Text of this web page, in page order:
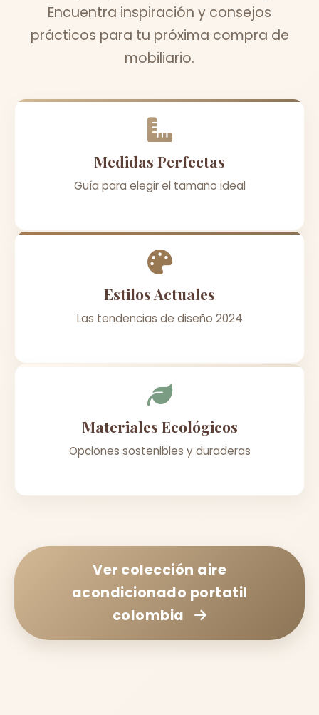
Encuentra inspiración y consejos
prácticos para tu próxima compra de
mobiliario.
Medidas Perfectas
Guía para elegir el tamaño ideal
Estilos Actuales
Las tendencias de diseño 2024
Materiales Ecológicos
Opciones sostenibles y duraderas
Ver colección aire
acondicionado portatil
colombia